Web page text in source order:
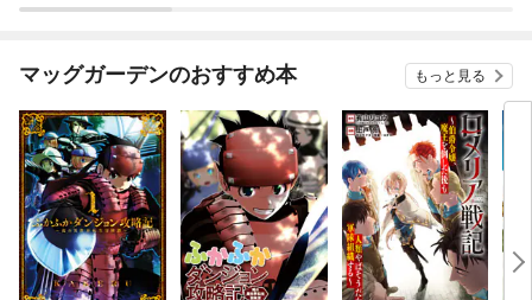
マッグガーデンのおすすめ本 もっと見る